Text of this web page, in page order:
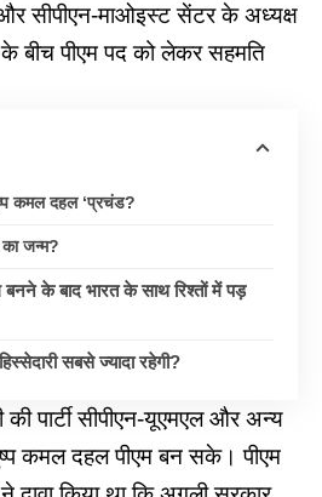
सीपीएन-माओइस्ट सेंटर के अध्यक्ष
बीच पीएम पद को लेकर सहमति
कमल दहल ‘प्रचंड?
जन्म?
बनने के बाद भारत के साथ रिश्तों में पड़
सबसे ज्यादा रहेगी?
पार्टी सीपीएन-यूएमएल और अन्य
कमल दहल पीएम बन सके। पीएम